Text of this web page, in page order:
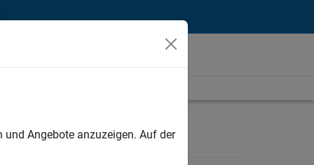
Angebote anzuzeigen. Auf der